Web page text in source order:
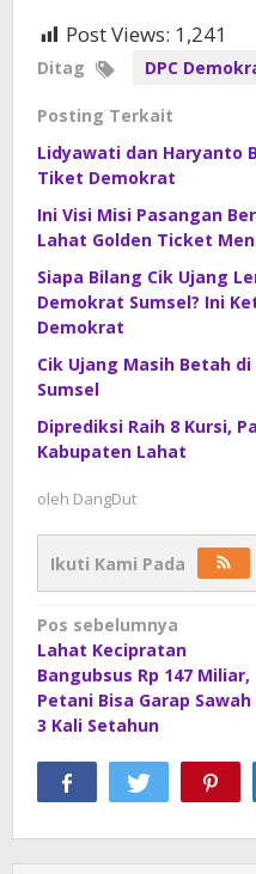
Post Views: 1,241
Ditag DPC
Posting Terkait
Lidyawati dan Haryanto
Tiket Demokrat
Ini Visi Misi Pasangan
Lahat Golden Ticket
Siapa Bilang Cik Ujang
Demokrat Sumsel? Ini
Demokrat
Cik Ujang Masih Betah
Sumsel
Diprediksi Raih 8 Kursi,
Kabupaten Lahat
oleh DangDut
Ikuti Kami Pada
Navigasi
pos
Pos sebelumnya
Lahat Kecipratan
Bangubsus Rp 147 Miliar,
Petani Bisa Garap Sawah
3 Kali Setahun